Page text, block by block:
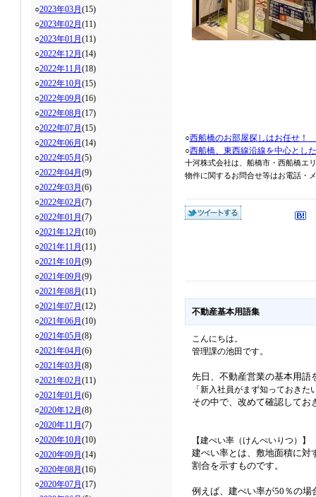
○2023年03月 (15)
○2023年02月 (11)
○2023年01月 (11)
○2022年12月 (14)
○2022年11月 (18)
○2022年10月 (15)
○2022年09月 (16)
○2022年08月 (17)
○2022年07月 (15)
○2022年06月 (14)
○2022年05月 (5)
○2022年04月 (9)
○2022年03月 (6)
○2022年02月 (7)
○2022年01月 (7)
○2021年12月 (10)
○2021年11月 (11)
○2021年10月 (9)
○2021年09月 (9)
○2021年08月 (11)
○2021年07月 (12)
○2021年06月 (10)
○2021年05月 (8)
○2021年04月 (6)
○2021年03月 (8)
○2021年02月 (11)
○2021年01月 (6)
○2020年12月 (8)
○2020年11月 (7)
○2020年10月 (10)
○2020年09月 (14)
○2020年08月 (16)
○2020年07月 (17)
○西船橋のお部屋探しはお任せ！
○西船橋、東西線沿線を中心とし
十河株式会社は、船橋市・西船橋エ
物件に関するお問合せ等はお電話・
不動産基本用語集
こんにちは。
管理課の池田です。
先日、不動産営業の基本用語
「新入社員がまず知っておきた
その中で、改めて確認してお
【建ぺい率（けんぺいりつ）】
建ぺい率とは、敷地面積に対
割合を示すものです。
例えば、建ぺい率が50％の場